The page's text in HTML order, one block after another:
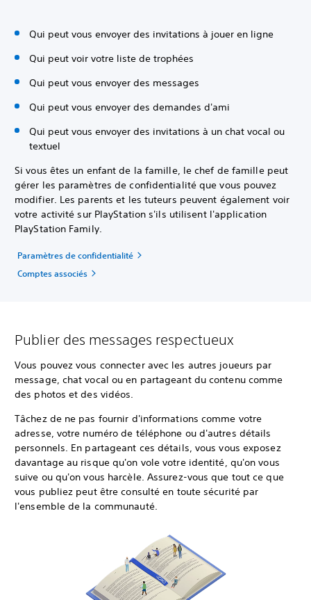
Qui peut vous envoyer des invitations à jouer en ligne
Qui peut voir votre liste de trophées
Qui peut vous envoyer des messages
Qui peut vous envoyer des demandes d'ami
Qui peut vous envoyer des invitations à un chat vocal ou
textuel
Si vous êtes un enfant de la famille, le chef de famille peut
gérer les paramètres de confidentialité que vous pouvez
modifier. Les parents et les tuteurs peuvent également voir
votre activité sur PlayStation s'ils utilisent l'application
PlayStation Family.
Paramètres de confidentialité
Comptes associés
Publier des messages respectueux
Vous pouvez vous connecter avec les autres joueurs par
message, chat vocal ou en partageant du contenu comme
des photos et des vidéos.
Tâchez de ne pas fournir d'informations comme votre
adresse, votre numéro de téléphone ou d'autres détails
personnels. En partageant ces détails, vous vous exposez
davantage au risque qu'on vole votre identité, qu'on vous
suive ou qu'on vous harcèle. Assurez-vous que tout ce que
vous publiez peut être consulté en toute sécurité par
l'ensemble de la communauté.